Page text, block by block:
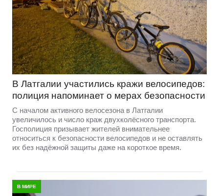
В Латгалии участились кражи велосипедов:
полиция напоминает о мерах безопасности
С началом активного велосезона в Латгалии
увеличилось и число краж двухколёсного транспорта.
Госполиция призывает жителей внимательнее
относиться к безопасности велосипедов и не оставлять
их без надёжной защиты даже на короткое время.
В МИРЕ